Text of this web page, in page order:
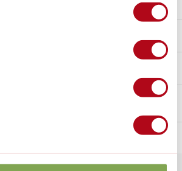
de tuinspecialist